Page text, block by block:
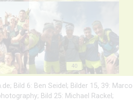
40
Bild 6: Ben Seidel; Bilder 15, 39: Marco
Bild 25: Michael Rackel;